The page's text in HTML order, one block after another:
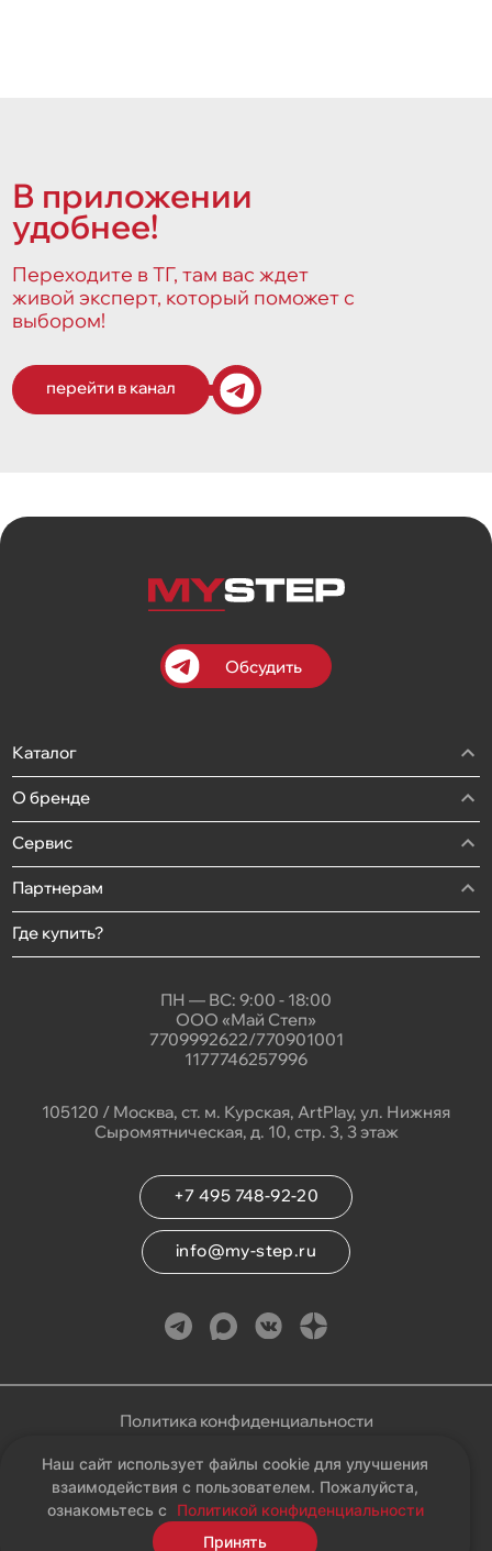
В приложении
удобнее!
Переходите в ТГ, там вас ждет
живой эксперт, который поможет с
выбором!
перейти в канал
Обсудить
Каталог
О бренде
Сервис
Партнерам
Где купить?
ПН — ВС: 9:00 - 18:00
ООО «Май Степ»
7709992622/770901001
1177746257996
105120 / Москва, ст. м. Курская, ArtPlay, ул. Нижняя
Сыромятническая, д. 10, стр. 3, 3 этаж
+7 495 748-92-20
info@my-step.ru
Политика конфиденциальности
Соглашение на обработку персональных данных
Карта сайта
Наш сайт использует файлы cookie для улучшения
взаимодействия с пользователем. Пожалуйста,
ознакомьтесь с
Политикой конфиденциальности
Принять